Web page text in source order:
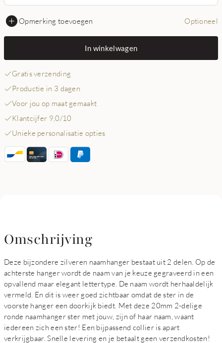
Opmerking toevoegen Optioneel
In winkelwagen
Gratis verzending
Productie in 3 dagen
Voor jou op maat gemaakt
Klantcijfer 9,0/10
Unieke personalisatie opties
Omschrijving
Deze bijzondere zilveren naamhanger bestaat uit 2 delen. Op de
achterste hanger wordt de naam van je keuze gegraveerd in een
opvallend maar elegant lettertype. De naam wordt herhaaldelijk
vermeld. En dit is weer goed zichtbaar omdat de ster in de
voorste hanger een doorkijk biedt. Met deze 20mm 2-delige
ronde naamhanger ster met jouw, zijn of haar naam, waant
iedereen zich een ster! Een bijpassend collier is apart
verkrijgbaar. Snelle levering en je betaalt geen verzendkosten!